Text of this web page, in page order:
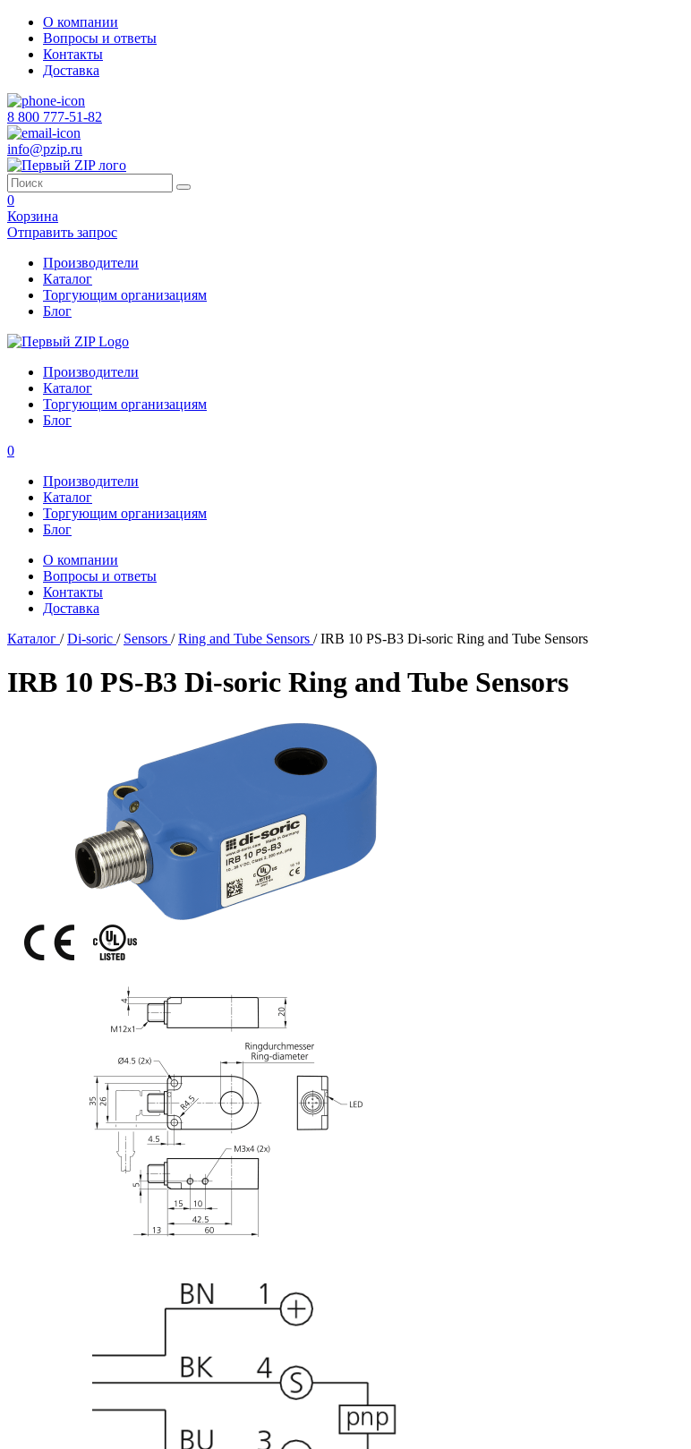
О компании
Вопросы и ответы
Контакты
Доставка
8 800 777-51-82
info@pzip.ru
0
Корзина
Отправить запрос
Производители
Каталог
Торгующим организациям
Блог
Производители
Каталог
Торгующим организациям
Блог
0
Производители
Каталог
Торгующим организациям
Блог
О компании
Вопросы и ответы
Контакты
Доставка
Каталог /Di-soric / Sensors /Ring and Tube Sensors /IRB 10 PS-B3 Di-soric Ring and Tube Sensors
IRB 10 PS-B3 Di-soric Ring and Tube Sensors